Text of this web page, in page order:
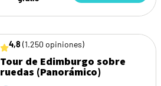
4,8 (1.250 opiniones)
Tour de Edimburgo sobre
ruedas (Panorámico)